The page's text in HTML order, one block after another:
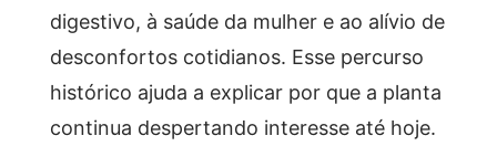
digestivo, à saúde da mulher e ao alívio de
desconfortos cotidianos. Esse percurso
histórico ajuda a explicar por que a planta
continua despertando interesse até hoje.